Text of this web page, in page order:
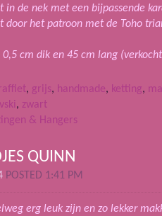
in de nek met een bijpassende
door het patroon met de Toho
cm dik en 45 cm lang
, grijs, handmade, ketting,
, zwart
& Hangers
QUINN
POSTED 1:41 PM
erg leuk zijn en zo lekker